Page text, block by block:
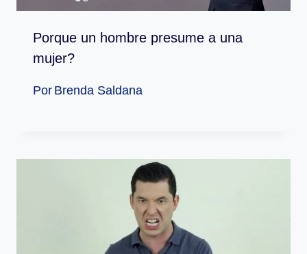
Porque un hombre presume a una
mujer?
Por Brenda Saldana